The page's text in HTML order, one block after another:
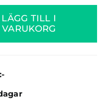
LÄGG TILL I
VARUKORG